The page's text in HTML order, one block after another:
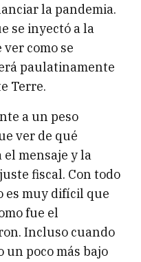
la pandemia.
se inyectó a la
como se
paulatinamente
Terre.
a un peso
ver de qué
el mensaje y la
fiscal. Con todo
es muy difícil que
fue el
Incluso cuando
un poco más bajo